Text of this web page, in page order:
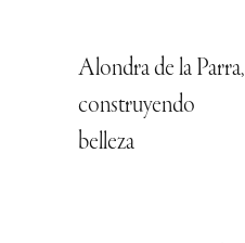
Alondra de la Parra,
construyendo
belleza